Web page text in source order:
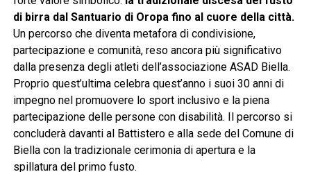
di birra dal Santuario di Oropa fino al cuore della città.
Un percorso che diventa metafora di condivisione,
partecipazione e comunità, reso ancora più significativo
dalla presenza degli atleti dell’associazione ASAD Biella.
Proprio quest’ultima celebra quest’anno i suoi 30 anni di
impegno nel promuovere lo sport inclusivo e la piena
partecipazione delle persone con disabilità. Il percorso si
concluderà davanti al Battistero e alla sede del Comune di
Biella con la tradizionale cerimonia di apertura e la
spillatura del primo fusto.